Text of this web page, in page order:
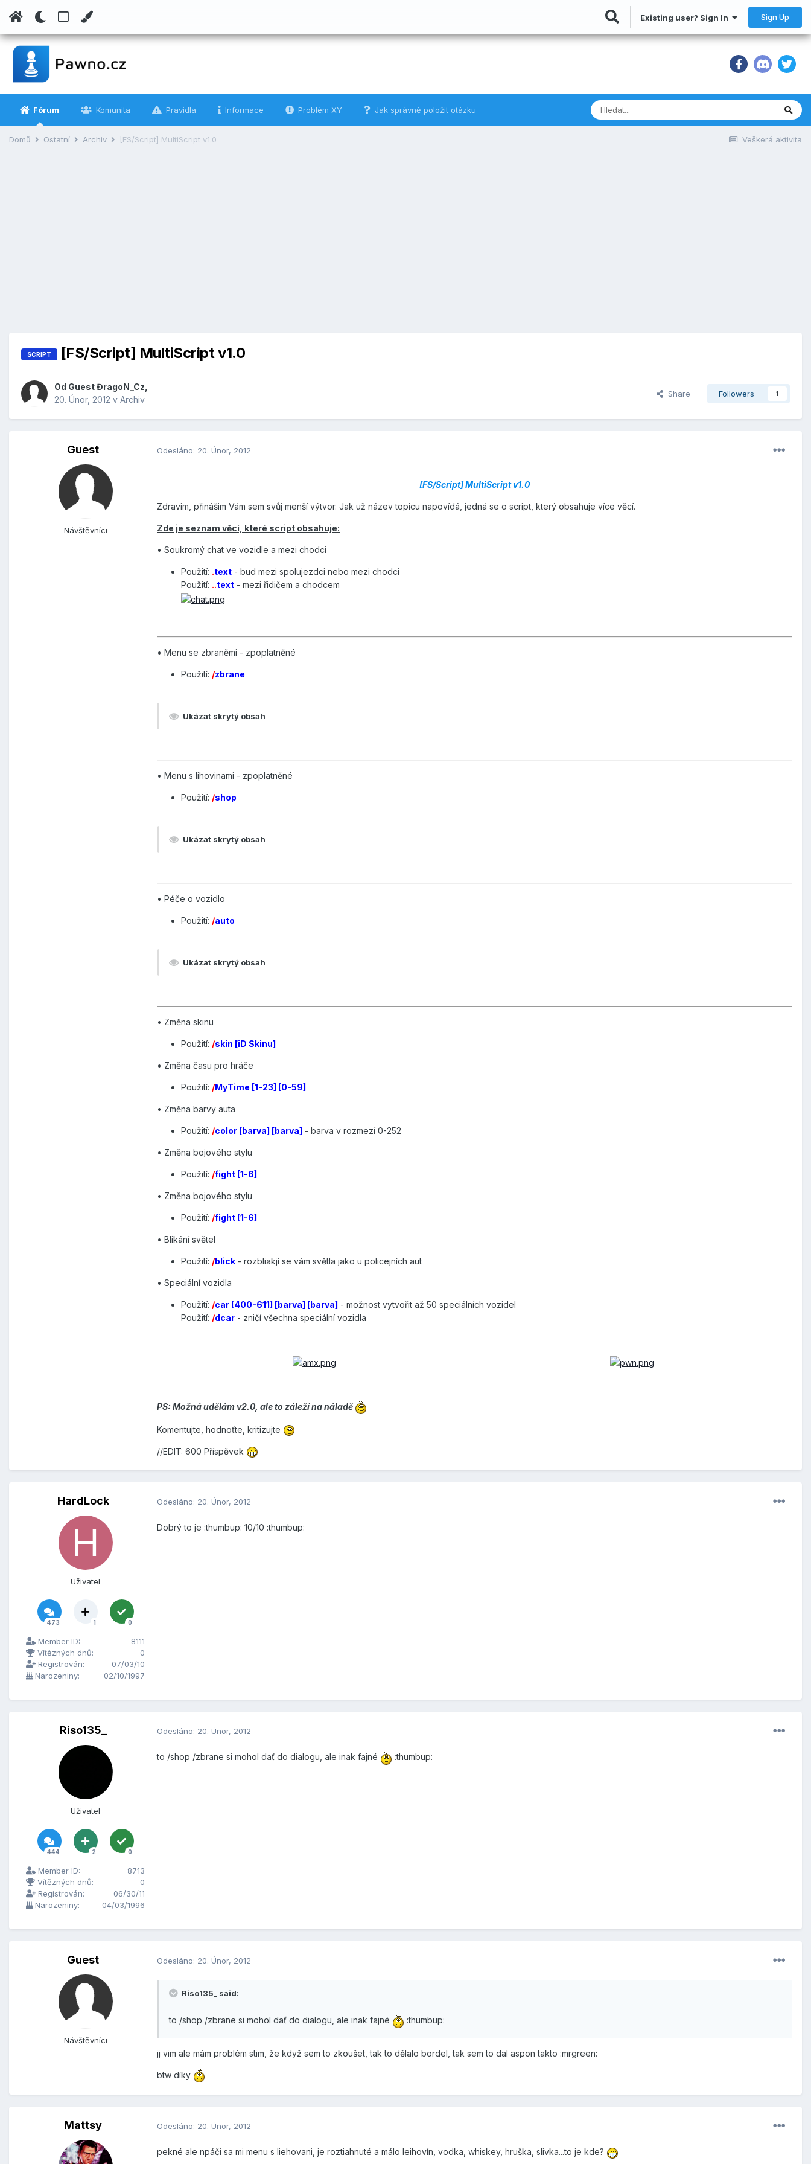
Existing user? Sign In Sign Up
Fórum Komunita Pravidla Informace Problém XY Jak správně položit otázku
Veškerá aktivita
Domů Ostatní Archiv [FS/Script] MultiScript v1.0
SCRIPT [FS/Script] MultiScript v1.0
Od Guest ĐragoN_Cz,
20. Únor, 2012 v Archiv
Share Followers 1
Guest
Návštěvníci
Odesláno: 20. Únor, 2012
[FS/Script] MultiScript v1.0
Zdravim, přinášim Vám sem svůj menší výtvor. Jak už název topicu napovídá, jedná se o script, který obsahuje více věcí.
Zde je seznam věcí, které script obsahuje:
• Soukromý chat ve vozidle a mezi chodci
Použití: .text - bud mezi spolujezdci nebo mezi chodci
Použití: ..text - mezi řidičem a chodcem
• Menu se zbraněmi - zpoplatněné
Použití: /zbrane
Ukázat skrytý obsah
• Menu s lihovinami - zpoplatněné
Použití: /shop
Ukázat skrytý obsah
• Péče o vozidlo
Použití: /auto
Ukázat skrytý obsah
• Změna skinu
Použití: /skin [iD Skinu]
• Změna času pro hráče
Použití: /MyTime [1-23] [0-59]
• Změna barvy auta
Použití: /color [barva] [barva] - barva v rozmezí 0-252
• Změna bojového stylu
Použití: /fight [1-6]
• Změna bojového stylu
Použití: /fight [1-6]
• Blikání světel
Použití: /blick - rozbliakjí se vám světla jako u policejních aut
• Speciální vozidla
Použití: /car [400-611] [barva] [barva] - možnost vytvořit až 50 speciálních vozidel
Použití: /dcar - zničí všechna speciální vozidla
PS: Možná udělám v2.0, ale to záleží na náladě
Komentujte, hodnoťte, kritizujte
//EDIT: 600 Příspěvek
HardLock
Uživatel
473 1 0
Member ID:
8111
Vítězných dnů:
0
Registrován:
07/03/10
Narozeniny:
02/10/1997
Odesláno: 20. Únor, 2012
Dobrý to je :thumbup: 10/10 :thumbup:
Riso135_
Uživatel
444 2 0
Member ID:
8713
Vítězných dnů:
0
Registrován:
06/30/11
Narozeniny:
04/03/1996
Odesláno: 20. Únor, 2012
to /shop /zbrane si mohol dať do dialogu, ale inak fajné :thumbup:
Guest
Návštěvníci
Odesláno: 20. Únor, 2012
Riso135_ said:
to /shop /zbrane si mohol dať do dialogu, ale inak fajné :thumbup:
jj vim ale mám problém stim, že když sem to zkoušet, tak to dělalo bordel, tak sem to dal aspon takto :mrgreen:
btw díky
Mattsy Odesláno: 20. Únor, 2012
pekné ale npáči sa mi menu s liehovani, je roztiahnuté a málo leihovín, vodka, whiskey, hruška, slivka...to je kde?